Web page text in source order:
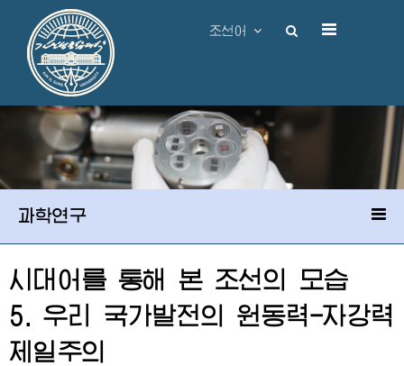
조선어
과학연구
시대어를 통해 본 조선의 모습
5. 우리 국가발전의 원동력-자강력
제일주의